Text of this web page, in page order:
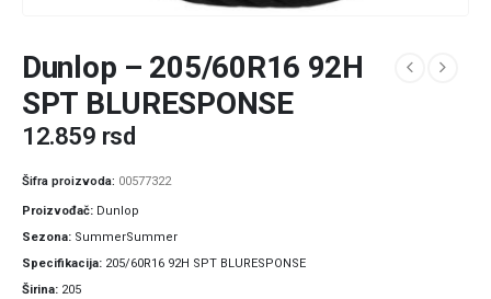
Dunlop – 205/60R16 92H
SPT BLURESPONSE
12.859 rsd
Šifra proizvoda: 00577322
Proizvođač
Dunlop
Sezona SummerSummer
Specifikacija 205/60R16 92H SPT BLURESPONSE
Širina 205